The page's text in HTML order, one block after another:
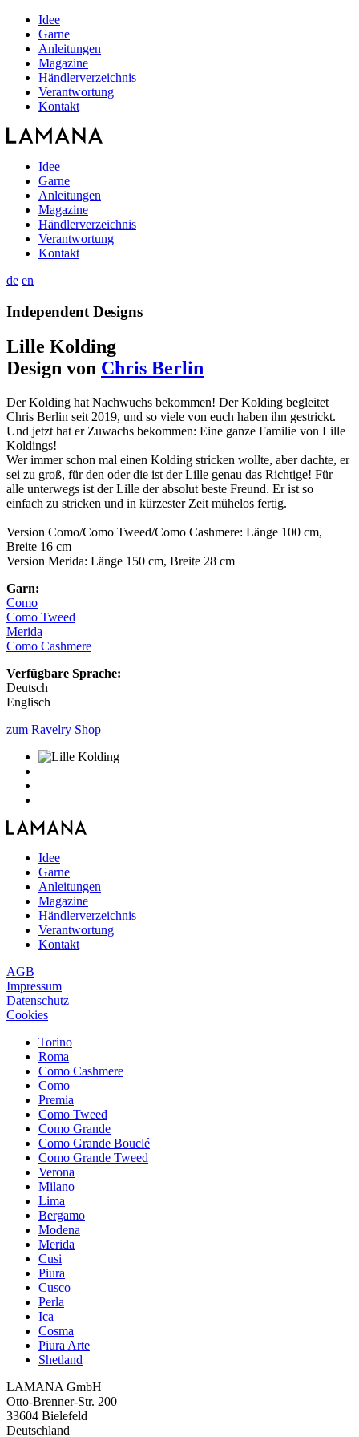
Idee
Garne
Anleitungen
Magazine
Händlerverzeichnis
Verantwortung
Kontakt
Idee
Garne
Anleitungen
Magazine
Händlerverzeichnis
Verantwortung
Kontakt
de en
Independent Designs
Lille Kolding
Design von Chris Berlin
Der Kolding hat Nachwuchs bekommen! Der Kolding begleitet
Chris Berlin seit 2019, und so viele von euch haben ihn gestrickt.
Und jetzt hat er Zuwachs bekommen: Eine ganze Familie von Lille
Koldings!
Wer immer schon mal einen Kolding stricken wollte, aber dachte, er
sei zu groß, für den oder die ist der Lille genau das Richtige! Für
alle unterwegs ist der Lille der absolut beste Freund. Er ist so
einfach zu stricken und in kürzester Zeit mühelos fertig.
Version Como/Como Tweed/Como Cashmere: Länge 100 cm,
Breite 16 cm
Version Merida: Länge 150 cm, Breite 28 cm
Garn:
Como
Como Tweed
Merida
Como Cashmere
Verfügbare Sprache:
Deutsch
Englisch
zum Ravelry Shop
Idee
Garne
Anleitungen
Magazine
Händlerverzeichnis
Verantwortung
Kontakt
AGB
Impressum
Datenschutz
Cookies
Torino
Roma
Como Cashmere
Como
Premia
Como Tweed
Como Grande
Como Grande Bouclé
Como Grande Tweed
Verona
Milano
Lima
Bergamo
Modena
Merida
Cusi
Piura
Cusco
Perla
Ica
Cosma
Piura Arte
Shetland
LAMANA GmbH
Otto-Brenner-Str. 200
33604 Bielefeld
Deutschland